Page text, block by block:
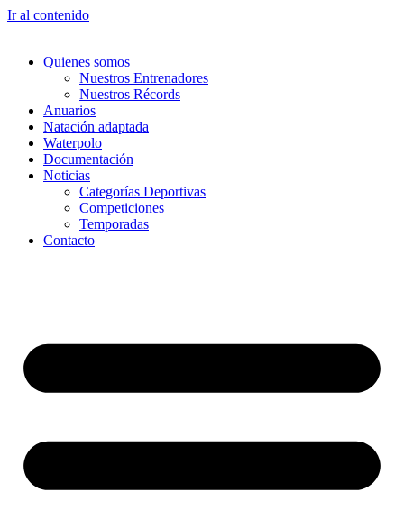
Ir al contenido
Quienes somos
Nuestros Entrenadores
Nuestros Récords
Anuarios
Natación adaptada
Waterpolo
Documentación
Noticias
Categorías Deportivas
Competiciones
Temporadas
Contacto